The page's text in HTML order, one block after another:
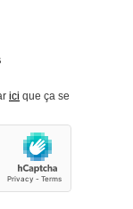
ici que ça se